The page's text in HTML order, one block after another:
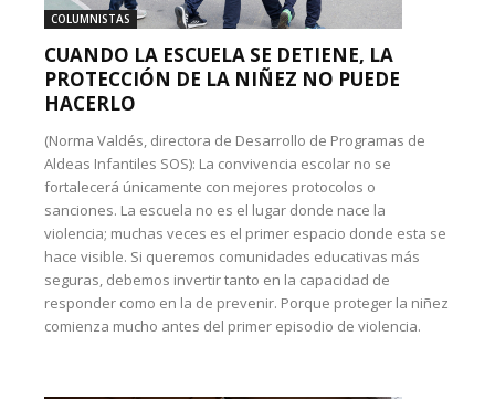
COLUMNISTAS
CUANDO LA ESCUELA SE DETIENE, LA
PROTECCIÓN DE LA NIÑEZ NO PUEDE
HACERLO
(Norma Valdés, directora de Desarrollo de Programas de
Aldeas Infantiles SOS): La convivencia escolar no se
fortalecerá únicamente con mejores protocolos o
sanciones. La escuela no es el lugar donde nace la
violencia; muchas veces es el primer espacio donde esta se
hace visible. Si queremos comunidades educativas más
seguras, debemos invertir tanto en la capacidad de
responder como en la de prevenir. Porque proteger la niñez
comienza mucho antes del primer episodio de violencia.